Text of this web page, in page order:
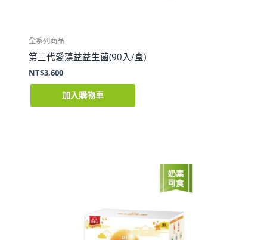
全系列商品
第三代愛藻益益生菌(90入/盒)
NT$3,600
加入購物車